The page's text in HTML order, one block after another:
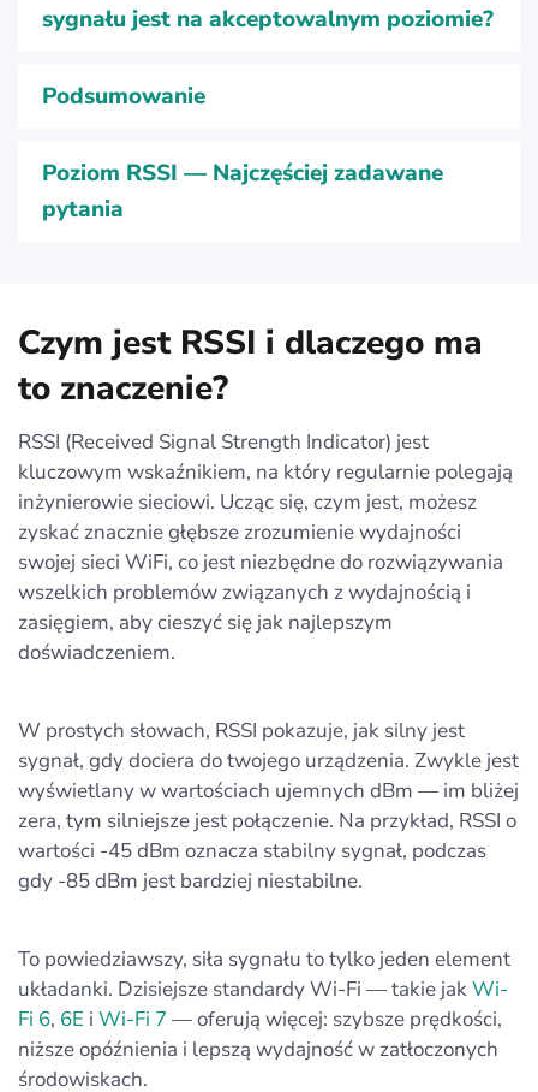
sygnału jest na akceptowalnym poziomie?
Podsumowanie
Poziom RSSI — Najczęściej zadawane
pytania
Czym jest RSSI i dlaczego ma
to znaczenie?
RSSI (Received Signal Strength Indicator) jest
kluczowym wskaźnikiem, na który regularnie polegają
inżynierowie sieciowi. Ucząc się, czym jest, możesz
zyskać znacznie głębsze zrozumienie wydajności
swojej sieci WiFi, co jest niezbędne do rozwiązywania
wszelkich problemów związanych z wydajnością i
zasięgiem, aby cieszyć się jak najlepszym
doświadczeniem.
W prostych słowach, RSSI pokazuje, jak silny jest
sygnał, gdy dociera do twojego urządzenia. Zwykle jest
wyświetlany w wartościach ujemnych dBm — im bliżej
zera, tym silniejsze jest połączenie. Na przykład, RSSI o
wartości -45 dBm oznacza stabilny sygnał, podczas
gdy -85 dBm jest bardziej niestabilne.
To powiedziawszy, siła sygnału to tylko jeden element
układanki. Dzisiejsze standardy Wi-Fi — takie jakWi-
Fi 6, 6E i Wi-Fi 7 — oferują więcej: szybsze prędkości,
niższe opóźnienia i lepszą wydajność w zatłoczonych
środowiskach.